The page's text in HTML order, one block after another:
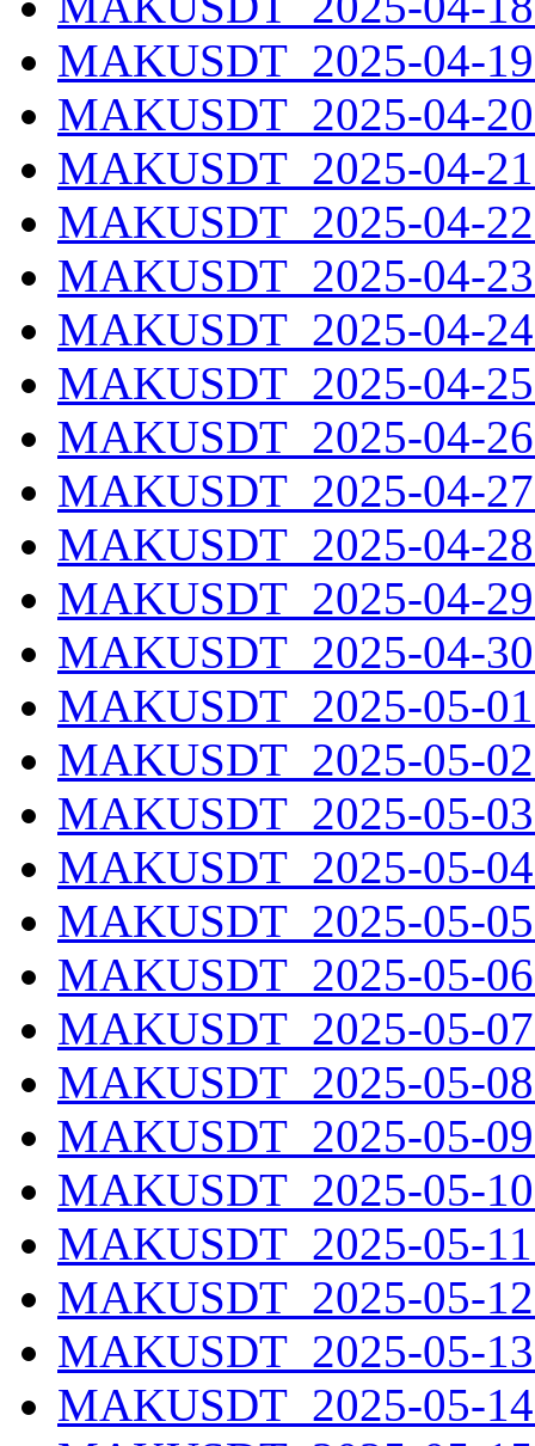
MAKUSDT_2025-04-
MAKUSDT_2025-04-
MAKUSDT_2025-04-
MAKUSDT_2025-04-
MAKUSDT_2025-04-
MAKUSDT_2025-04-
MAKUSDT_2025-04-
MAKUSDT_2025-04-
MAKUSDT_2025-04-
MAKUSDT_2025-04-
MAKUSDT_2025-04-
MAKUSDT_2025-04-
MAKUSDT_2025-05-
MAKUSDT_2025-05-
MAKUSDT_2025-05-
MAKUSDT_2025-05-
MAKUSDT_2025-05-
MAKUSDT_2025-05-
MAKUSDT_2025-05-
MAKUSDT_2025-05-
MAKUSDT_2025-05-
MAKUSDT_2025-05-
MAKUSDT_2025-05-
MAKUSDT_2025-05-
MAKUSDT_2025-05-
MAKUSDT_2025-05-